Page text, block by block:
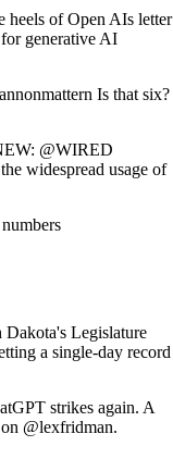
heels of Open AIs letter
generative AI
Is that six?
@WIRED
widespread usage of
Legislature
a single-day record
strikes again. A
@lexfridman.